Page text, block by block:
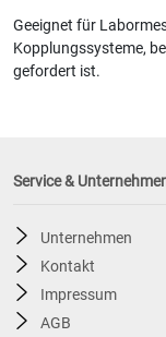
Geeignet für
Kopplungssysteme,
gefordert ist.
Service &
Unternehmen
Kontakt
Impressum
AGB